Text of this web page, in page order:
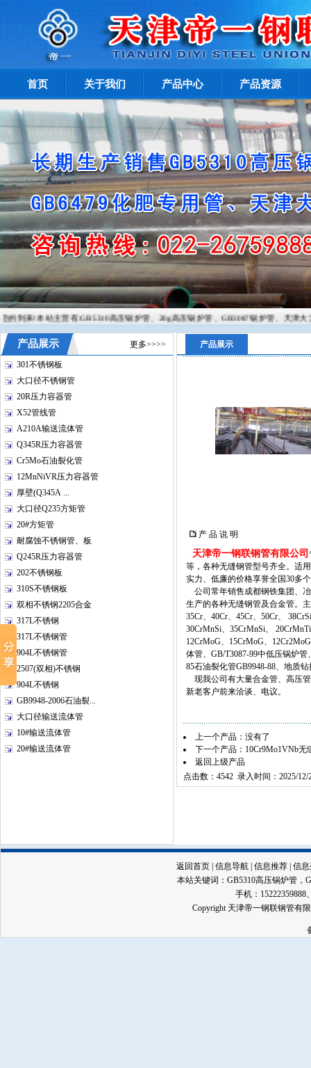
首页 关于我们 产品中心 产品资源
到来!本站主营有:GB5310高压锅炉管、20g高压锅炉管、GB3087锅炉管、天津大
产品展示 更多>>>>
301不锈钢板
大口径不锈钢管
20R压力容器管
X52管线管
A210A输送流体管
Q345R压力容器管
Cr5Mo石油裂化管
12MnNiVR压力容器管
厚壁(Q345A ...
大口径Q235方矩管
20#方矩管
耐腐蚀不锈钢管、板
Q245R压力容器管
202不锈钢板
310S不锈钢板
双相不锈钢2205合金
317L不锈钢
317L不锈钢管
904L不锈钢管
2507(双相)不锈钢
904L不锈钢
GB9948-2006石油裂...
大口径输送流体管
10#输送流体管
20#输送流体管
产品展示
产 品 说 明
天津帝一钢联钢管有限公司
等，各种无缝钢管型号齐全。适
实力、低廉的价格享誉全国30多
公司常年销售成都钢铁集团、
生产的各种无缝钢管及合金管。
35Cr、40Cr、45Cr、50Cr、
30CrMnSi、35CrMnSi、
12CrMoG、15CrMoG、
体管、GB/T3087-99中低压锅炉管
85石油裂化管GB9948-88、地质
现我公司有大量合金管、高压
新老客户前来洽谈、电议。
上一个产品：没有了
下一个产品： 10Cr9Mo1VNb无
返回上级产品
点击数：4542 录入时间：2025/12/
返回首页 信息导航 信息推荐 信
本站关键词： GB5310高压锅炉管，
手机：15222359888
Copyright 天津帝一钢联钢管有